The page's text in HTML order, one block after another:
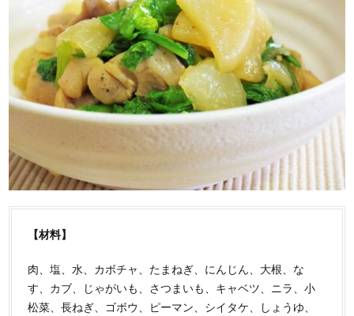
【材料】
肉、塩、水、カボチャ、たまねぎ、にんじん、大根、な
す、カブ、じゃがいも、さつまいも、キャベツ、ニラ、小
松菜、長ねぎ、ゴボウ、ピーマン、シイタケ、しょうゆ、